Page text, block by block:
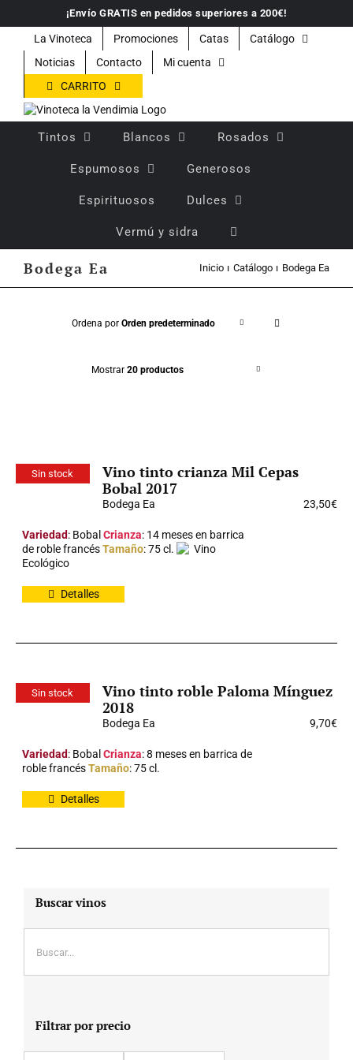
contenido
¡Envío GRATIS en pedidos superiores a 200€!
La Vinoteca Promociones Catas
Catálogo
Noticias
Contacto
Mi cuenta
CARRITO
Tintos Blancos Rosados
Espumosos Generosos
Espirituosos Dulces
Vermú y sidra
Bodega Ea Inicio Catálogo Bodega Ea
Ordena por Orden predeterminado
Mostrar 20 productos
Sin stock
Vino tinto crianza Mil Cepas
Bobal 2017
Bodega Ea 23,50€
Variedad: BobalCrianza: 14 meses en barrica
de roble francésTamaño: 75 cl.
Vino
Ecológico
Detalles
Sin stock
Vino tinto roble Paloma Mínguez
2018
Bodega Ea 9,70€
Variedad: BobalCrianza: 8 meses en barrica de
roble francésTamaño: 75 cl.
Detalles
Buscar vinos
Filtrar por precio